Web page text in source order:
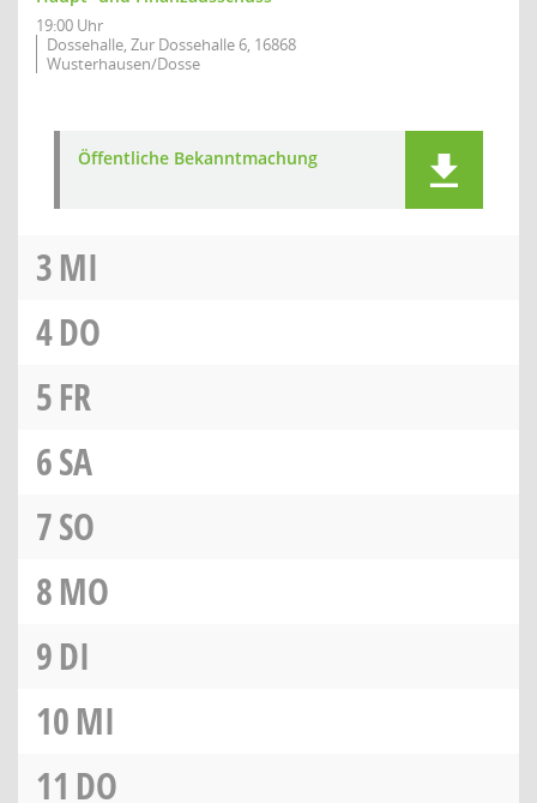
19:00 Uhr
Dossehalle, Zur Dossehalle 6, 16868
Wusterhausen/Dosse
Öffentliche Bekanntmachung
3MI
4DO
5FR
6SA
7SO
8MO
9DI
10MI
11 DO